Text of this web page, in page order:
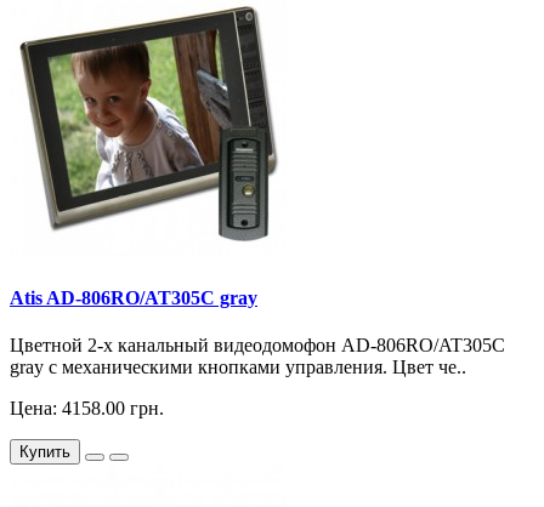
Atis AD-806RO/AT305C gray
Цветной 2-х канальный видеодомофон AD-806RO/AT305C
gray с механическими кнопками управления. Цвет че..
Цена: 4158.00 грн.
Купить